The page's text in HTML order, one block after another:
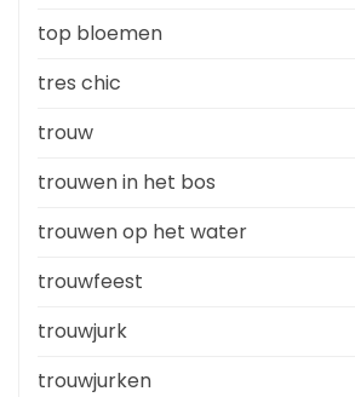
top bloemen
tres chic
trouw
trouwen in het bos
trouwen op het water
trouwfeest
trouwjurk
trouwjurken